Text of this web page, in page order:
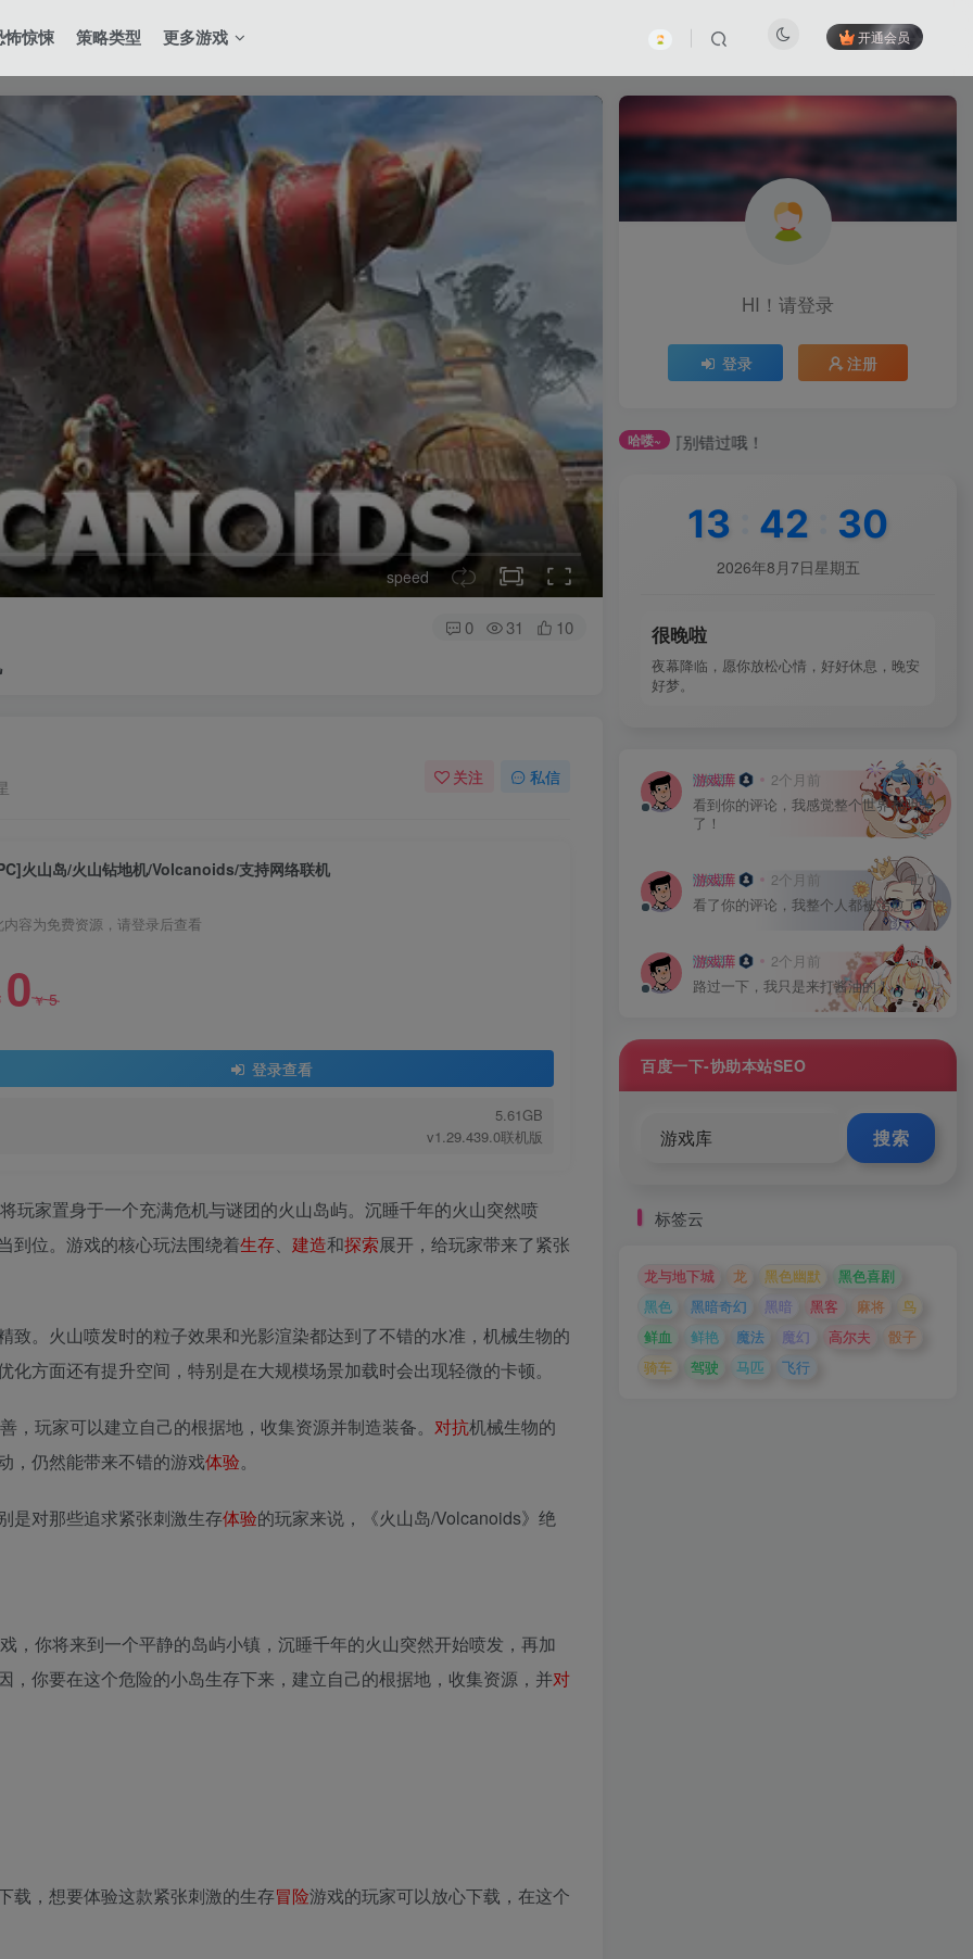
怖惊悚 策略类型 更多游戏 开通会员
speed
0 31 10
关注 私信
火山岛/火山钻地机/Volcanoids/支持网络联机
内容为免费资源，请登录后查看
0￥5
登录查看
5.61GB
v1.29.439.0联机版
玩家置身于一个充满危机与谜团的火山岛屿。沉睡千年的火山突然喷
到位。游戏的核心玩法围绕着生存、 建造和探索展开，给玩家带来了紧张
致。火山喷发时的粒子效果和光影渲染都达到了不错的水准，机械生物的
方面还有提升空间，特别是在大规模场景加载时会出现轻微的卡顿。
，玩家可以建立自己的根据地，收集资源并制造装备。 对抗机械生物的
，仍然能带来不错的游戏体验。
是对那些追求紧张刺激生存体验的玩家来说，《火山岛/Volcanoids》绝
，你将来到一个平静的岛屿小镇，沉睡千年的火山突然开始喷发，再加
你要在这个危险的小岛生存下来，建立自己的根据地，收集资源，并对
载，想要体验这款紧张刺激的生存冒险游戏的玩家可以放心下载，在这个
HI！请登录
登录 注册
哈喽~
全站积分可通过签到和每日任务获取，可别错过哦！
13 42 33
2026年8月7日星期五
很晚啦
夜幕降临，愿你放松心情，好好休息，晚安
好梦。
游戏库 2个月前
0
看到你的评论，我感觉整个世界都明亮
了！
游戏库 2个月前
0
看了你的评论，我整个人都被治愈了！
游戏库 2个月前
0
路过一下，我只是来打酱油的！
百度一下-协助本站SEO
搜索
标签云
龙与地下城 龙 黑色幽默
黑色喜剧
黑色
黑暗奇幻 黑暗 黑客 麻将
鸟
鲜血
鲜艳 魔法 魔幻 高尔夫
骰子
骑车
驾驶 马匹 飞行